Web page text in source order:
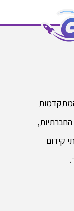
קידום